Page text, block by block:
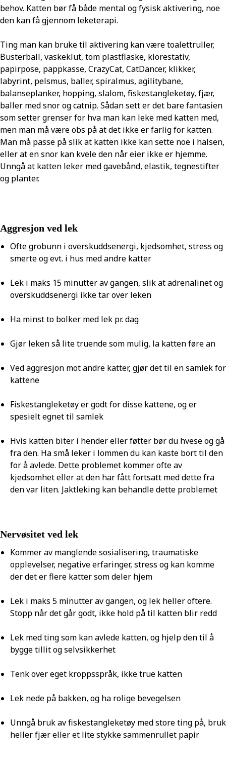
behov. Katten bør få både mental og fysisk aktivering, noe
den kan få gjennom leketerapi.
Ting man kan bruke til aktivering kan være toalettruller,
Busterball, vaskeklut, tom plastflaske, klorestativ,
papirpose, pappkasse, CrazyCat, CatDancer, klikker,
labyrint, pelsmus, baller, spiralmus, agilitybane,
balanseplanker, hopping, slalom, fiskestangleketøy, fjær,
baller med snor og catnip. Sådan sett er det bare fantasien
som setter grenser for hva man kan leke med katten med,
men man må være obs på at det ikke er farlig for katten.
Man må passe på slik at katten ikke kan sette noe i halsen,
eller at en snor kan kvele den når eier ikke er hjemme.
Unngå at katten leker med gavebånd, elastik, tegnestifter
og planter.
Aggresjon ved lek
Ofte grobunn i overskuddsenergi, kjedsomhet, stress og
smerte og evt. i hus med andre katter
Lek i maks 15 minutter av gangen, slik at adrenalinet og
overskuddsenergi ikke tar over leken
Ha minst to bolker med lek pr. dag
Gjør leken så lite truende som mulig, la katten føre an
Ved aggresjon mot andre katter, gjør det til en samlek for
kattene
Fiskestangleketøy er godt for disse kattene, og er
spesielt egnet til samlek
Hvis katten biter i hender eller føtter bør du hvese og gå
fra den. Ha små leker i lommen du kan kaste bort til den
for å avlede. Dette problemet kommer ofte av
kjedsomhet eller at den har fått fortsatt med dette fra
den var liten. Jaktleking kan behandle dette problemet
Nervøsitet ved lek
Kommer av manglende sosialisering, traumatiske
opplevelser, negative erfaringer, stress og kan komme
der det er flere katter som deler hjem
Lek i maks 5 minutter av gangen, og lek heller oftere.
Stopp når det går godt, ikke hold på til katten blir redd
Lek med ting som kan avlede katten, og hjelp den til å
bygge tillit og selvsikkerhet
Tenk over eget kroppsspråk, ikke true katten
Lek nede på bakken, og ha rolige bevegelsen
Unngå bruk av fiskestangleketøy med store ting på, bruk
heller fjær eller et lite stykke sammenrullet papir